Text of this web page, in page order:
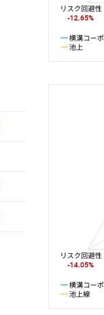
横溝コーポ
池上
リスク回避性
-12.65%
横溝コーポ
池上線
リスク回避性
-14.05%